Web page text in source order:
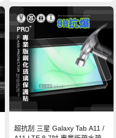
超抗刮 三星 Galaxy Tab A11 /